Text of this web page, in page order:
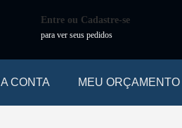
Entre ou Cadastre-se
para ver seus pedidos
CONTA MEU ORÇAMENTO